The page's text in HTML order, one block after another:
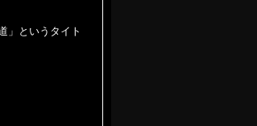
というタイト